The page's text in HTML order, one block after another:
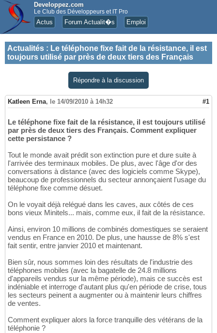
Developpez.com
Le Club des Développeurs et IT Pro
Actus Forum Actualit�s Emploi
Actualités : Le téléphone fixe fait de la résistance, il est
toujours utilisé par près de deux tiers des Français
Répondre à la discussion
Katleen Erna, le 14/09/2010 à 14h32 #1
Le téléphone fixe fait de la résistance, il est toujours utilisé
par près de deux tiers des Français. Comment expliquer
cette persistance ?
Tout le monde avait prédit son extinction pure et dure suite à
l'arrivée des terminaux mobiles. De plus, avec l'âge d'or des
conversations à distance (avec des logiciels comme Skype),
beaucoup de professionnels du secteur annonçaient l'usage du
téléphone fixe comme désuet.
On le voyait déjà relégué dans les caves, aux côtés de ces
bons vieux Minitels... mais, comme eux, il fait de la résistance.
Ainsi, environ 10 millions de combinés domestiques se seraient
vendus en France en 2010. De plus, une hausse de 8% s'est
fait sentir, entre janvier 2010 et maintenant.
Bien sûr, nous sommes loin des résultats de l'industrie des
téléphones mobiles (avec la bagatelle de 24.8 millions
d'appareils vendus sur la même période), mais ce succès est
indéniable et interroge d'autant plus qu'en période de crise, tous
les secteurs peinent a augmenter ou à maintenir leurs chiffres
de ventes.
Comment expliquer alors la force tranquille des vétérans de la
téléphonie ?